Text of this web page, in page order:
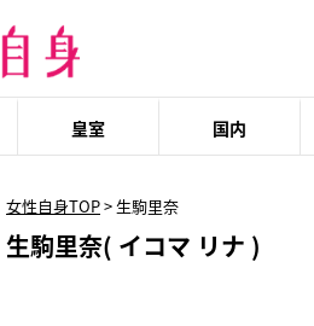
皇室 国内
女性自身TOP>生駒里奈
生駒里奈( イコマ リナ )